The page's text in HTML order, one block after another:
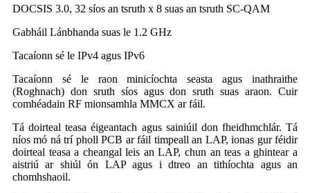
DOCSIS 3.0, 32 síos an tsruth x 8 suas an tsruth SC-QAM
Gabháil Lánbhanda suas le 1.2 GHz
Tacaíonn sé le IPv4 agus IPv6
Tacaíonn sé le raon minicíochta seasta agus inathraithe
(Roghnach) don sruth síos agus don sruth suas araon. Cuir
comhéadain RF mionsamhla MMCX ar fáil.
Tá doirteal teasa éigeantach agus sainiúil don fheidhmchlár. Tá
níos mó ná trí pholl PCB ar fáil timpeall an LAP, ionas gur féidir
doirteal teasa a cheangal leis an LAP, chun an teas a ghintear a
aistriú ar shiúl ón LAP agus i dtreo an tithíochta agus an
chomhshaoil.